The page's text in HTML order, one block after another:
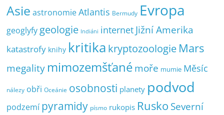
Asie astronomie Atlantis Bermudy Evropa
geoglyfy geologie Indiáni internet Jižní Amerika
katastrofy knihy kritika kryptozoologie Mars
megality mimozemšťanémoře mumie Měsíc
nálezy obři Oceánie osobnosti planety podvod
podzemí pyramidy písmo rukopis Rusko Severní